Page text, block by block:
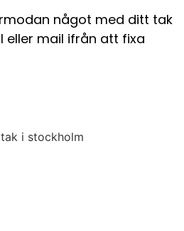
något med ditt tak
mail ifrån att fixa